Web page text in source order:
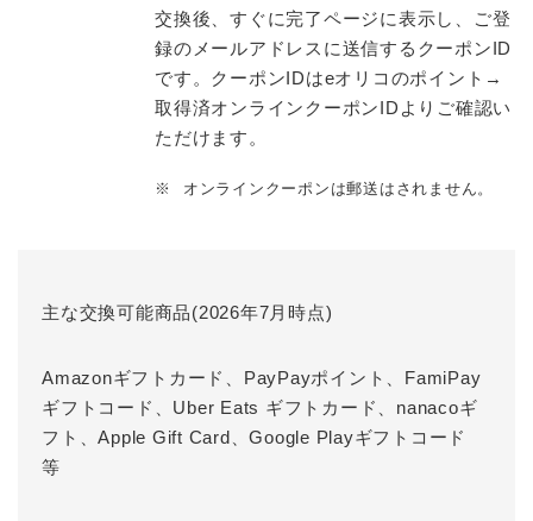
交換後、すぐに完了ページに表示し、ご登
録のメールアドレスに送信するクーポンID
です。クーポンIDはeオリコのポイント→
取得済オンラインクーポンIDよりご確認い
ただけます。
※ オンラインクーポンは郵送はされません。
主な交換可能商品(2026年7月時点)
Amazonギフトカード、PayPayポイント、FamiPay
ギフトコード、Uber Eats ギフトカード、nanacoギ
フト、Apple Gift Card、Google Playギフトコード
等